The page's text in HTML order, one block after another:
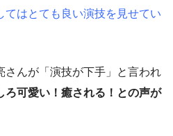
てはとても良い演技を見せてい
さんが「演技が下手」と言われ
ろ可愛い！癒される！との声が